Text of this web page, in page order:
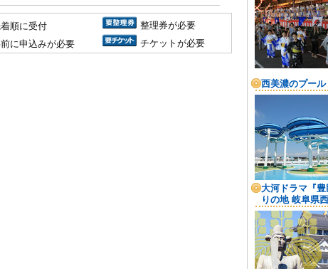
順に受付
整理券が必要
に申込みが必要
チケットが必要